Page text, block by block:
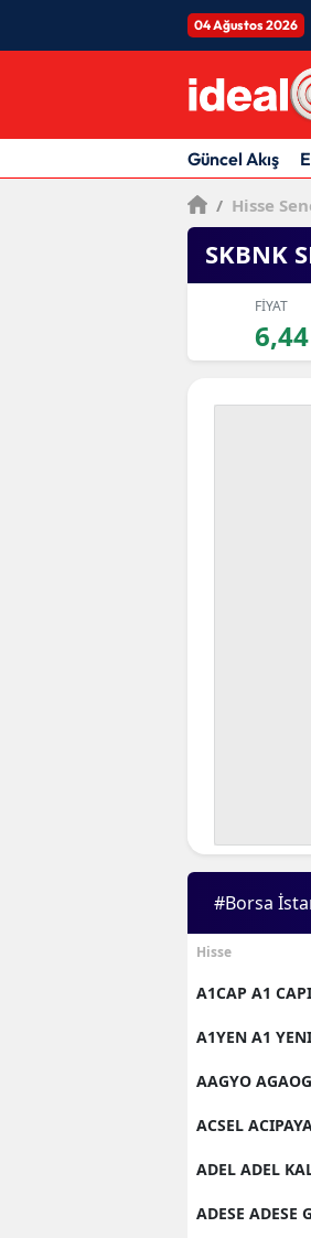
04 Ağustos 2026
Güncel Akış
/ Hisse
SKBNK
FİYAT
6,44
#Borsa
Hisse
A1CAP A1
A1YEN A1
AAGYO
ACSEL
ADEL ADEL
ADESE ADESE